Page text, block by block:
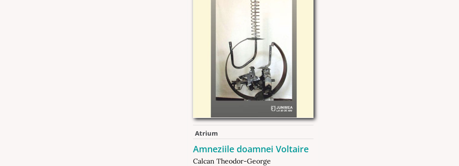
Atrium
Amneziile doamnei Voltaire
Calcan Theodor-George